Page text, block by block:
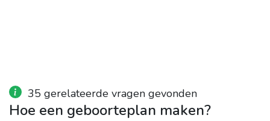
35 gerelateerde vragen gevonden
Hoe een geboorteplan maken?